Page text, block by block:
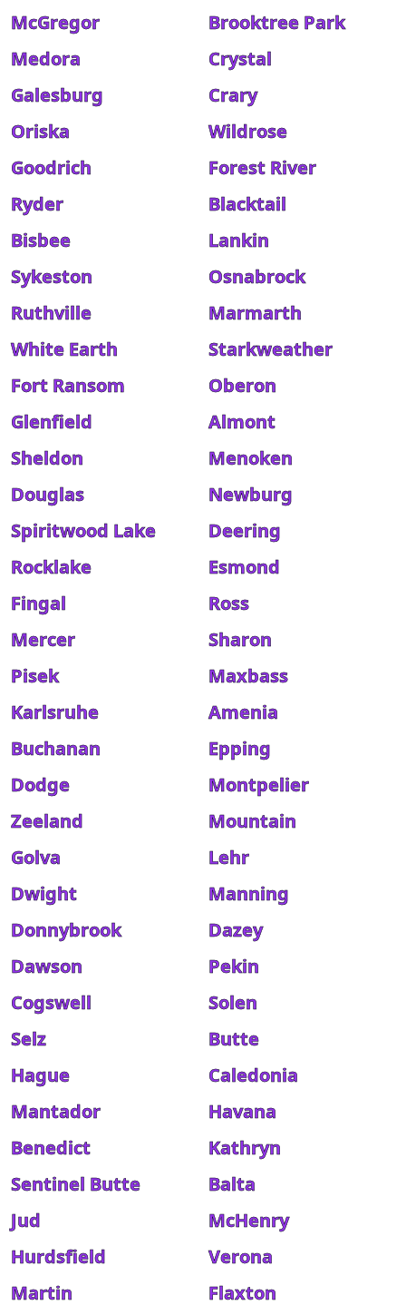
McGregor
Brooktree Park
Medora
Crystal
Galesburg
Crary
Oriska
Wildrose
Goodrich
Forest River
Ryder
Blacktail
Bisbee
Lankin
Sykeston
Osnabrock
Ruthville
Marmarth
White Earth
Starkweather
Fort Ransom
Oberon
Glenfield
Almont
Sheldon
Menoken
Douglas
Newburg
Spiritwood Lake
Deering
Rocklake
Esmond
Fingal
Ross
Mercer
Sharon
Pisek
Maxbass
Karlsruhe
Amenia
Buchanan
Epping
Dodge
Montpelier
Zeeland
Mountain
Golva
Lehr
Dwight
Manning
Donnybrook
Dazey
Dawson
Pekin
Cogswell
Solen
Selz
Butte
Hague
Caledonia
Mantador
Havana
Benedict
Kathryn
Sentinel Butte
Balta
Jud
McHenry
Hurdsfield
Verona
Martin
Flaxton